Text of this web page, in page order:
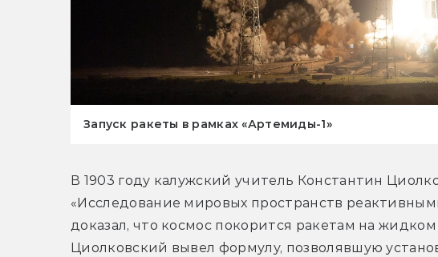
Запуск ракеты в рамках «Артемиды-1»
В 1903 году калужский учитель Константин
«Исследование мировых пространств
доказал, что космос покорится ракетам на
Циолковский вывел формулу, позволявшую